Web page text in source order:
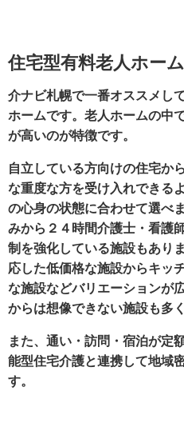
住宅型有料老人ホーム
介ナビ札幌で一番オススメし
ホームです。老人ホームの中
が高いのが特徴です。
自立している方向けの住宅か
な重度な方を受け入れできる
の心身の状態に合わせて選べ
みから２４時間介護士・看護
制を強化している施設もあり
応した低価格な施設からキッ
な施設などバリエーションが
からは想像できない施設も多
また、通い・訪問・宿泊が定
能型住宅介護と連携して地域
す。